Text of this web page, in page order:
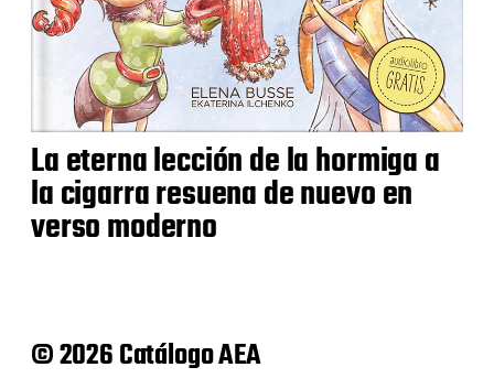
La eterna lección de la hormiga a
la cigarra resuena de nuevo en
verso moderno
© 2026 Catálogo AEA